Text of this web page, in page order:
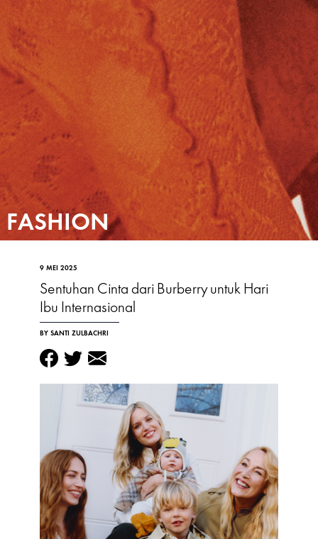
FASHION
9 MEI 2025
Sentuhan Cinta dari Burberry untuk Hari
Ibu Internasional
BY SANTI ZULBACHRI